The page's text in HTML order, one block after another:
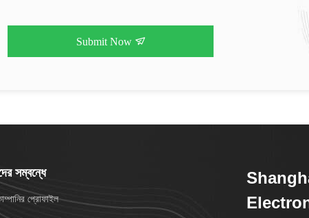
Submit Now
সম্বন্ধে
প্রোফাইল